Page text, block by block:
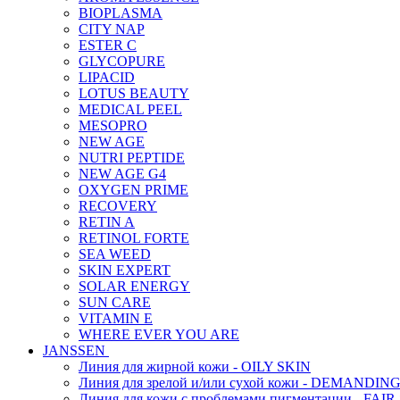
BIOPLASMA
CITY NAP
ESTER C
GLYCOPURE
LIPACID
LOTUS BEAUTY
MEDICAL PEEL
MESOPRO
NEW AGE
NUTRI PEPTIDE
NEW AGE G4
OXYGEN PRIME
RECOVERY
RETIN A
RETINOL FORTE
SEA WEED
SKIN EXPERT
SOLAR ENERGY
SUN CARE
VITAMIN E
WHERE EVER YOU ARE
JANSSEN
Линия для жирной кожи - OILY SKIN
Линия для зрелой и/или сухой кожи -